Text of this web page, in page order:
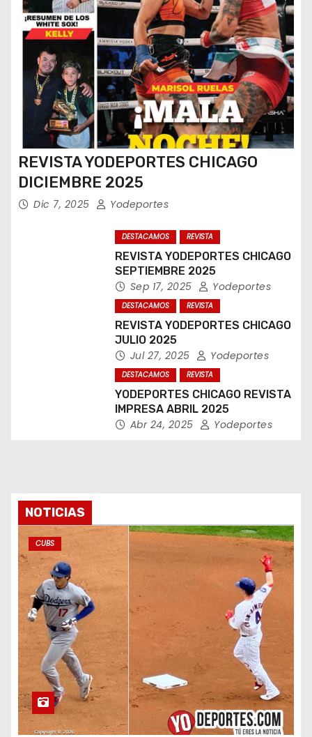
REVISTA YODEPORTES CHICAGO
DICIEMBRE 2025
Dic 7, 2025 Yodeportes
DESTACAMOS REVISTA
REVISTA YODEPORTES CHICAGO
SEPTIEMBRE 2025
Sep 17, 2025 Yodeportes
DESTACAMOS REVISTA
REVISTA YODEPORTES CHICAGO
JULIO 2025
Jul 27, 2025 Yodeportes
DESTACAMOS REVISTA
YODEPORTES CHICAGO REVISTA
IMPRESA ABRIL 2025
Abr 24, 2025 Yodeportes
NOTICIAS
CUBS